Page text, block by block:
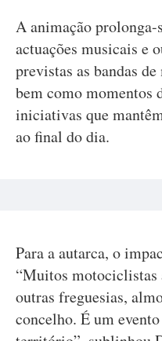
A animação prolonga-
actuações musicais e
previstas as bandas
bem como momentos
iniciativas que
ao final do dia.
Para a autarca, o
“Muitos
outras freguesias,
concelho. É um